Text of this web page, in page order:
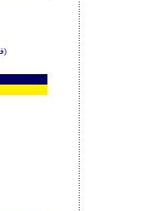
Qamishli (القامشلي, Bēṯ Zālīn, ܒܝܬ ܙܠܝܢ, Qamişlo, قامشلۆ)